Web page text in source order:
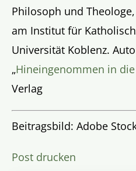
Philosoph und
am Institut für
Universität Koblenz.
„Hineingenommen in
Verlag
Beitragsbild: Adobe
Post drucken